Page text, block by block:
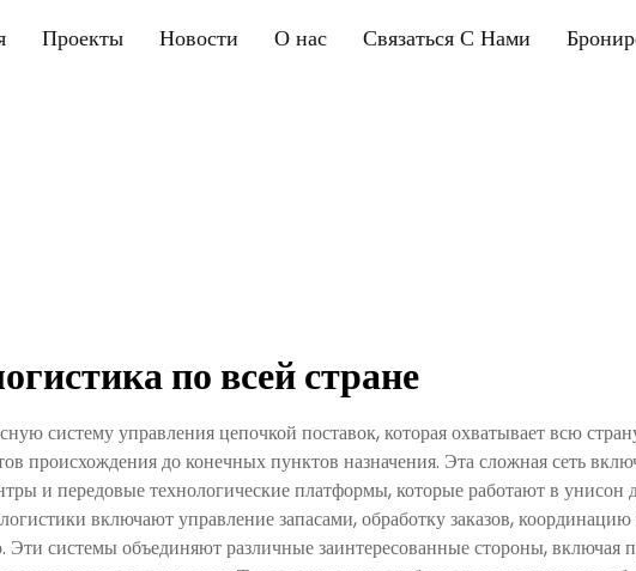
Проекты Новости О нас Связаться С Нами
по всей стране
систему управления цепочкой поставок, которая охватывает всю
происхождения до конечных пунктов назначения. Эта сложная сеть
и передовые технологические платформы, которые работают в
включают управление запасами, обработку заказов, координацию
системы объединяют различные заинтересованные стороны, включая